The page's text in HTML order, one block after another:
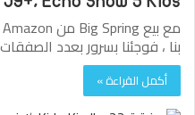
بنا ، فوجئنا بسرور بعدد
أكمل القراءة »